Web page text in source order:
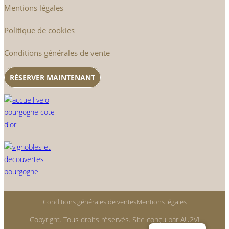
Mentions légales
Politique de cookies
Conditions générales de vente
RÉSERVER MAINTENANT
Conditions générales de ventesMentions légales
Copyright. Tous droits réservés. Site conçu par AU2VI